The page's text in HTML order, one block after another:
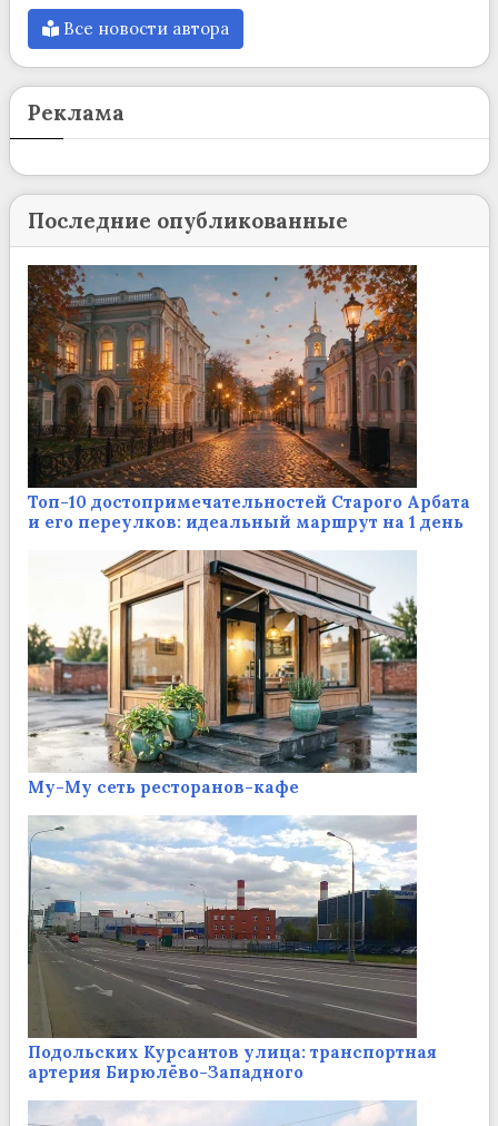
Все новости автора
Реклама
Последние опубликованные
Топ-10 достопримечательностей Старого Арбата
и его переулков: идеальный маршрут на 1 день
Му-Му сеть ресторанов-кафе
Подольских Курсантов улица: транспортная
артерия Бирюлёво-Западного